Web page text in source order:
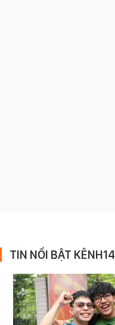
TIN NỔI BẬT KÊNH14